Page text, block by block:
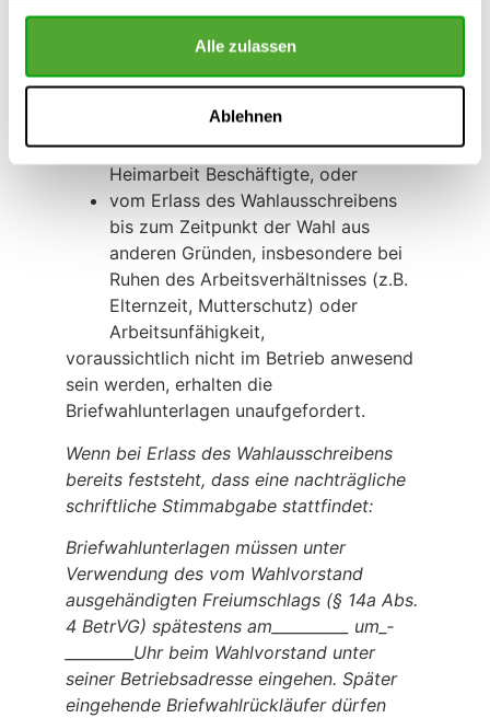
gesammelt haben.
Alle zulassen
Ablehnen
im Zeitpunkt der Wahl nach der
Eigenart ihres
Beschäftigungsverhältnisses,
insbesondere im Außendienst oder
mit Telearbeit Beschäftigte und in
Heimarbeit Beschäftigte, oder
vom Erlass des Wahlausschreibens
bis zum Zeitpunkt der Wahl aus
anderen Gründen, insbesondere bei
Ruhen des Arbeitsverhältnisses (z.B.
Elternzeit, Mutterschutz) oder
Arbeitsunfähigkeit,
voraussichtlich nicht im Betrieb anwesend
sein werden, erhalten die
Briefwahlunterlagen unaufgefordert.
Wenn bei Erlass des Wahlausschreibens
bereits feststeht, dass eine nachträgliche
schriftliche Stimmabgabe stattfindet:
Briefwahlunterlagen müssen unter
Verwendung des vom Wahlvorstand
ausgehändigten Freiumschlags (§ 14a Abs.
4 BetrVG) spätestens am__________ um_­
_________Uhr beim Wahlvorstand unter
seiner Betriebsadresse eingehen. Später
eingehende Briefwahlrückläufer dürfen